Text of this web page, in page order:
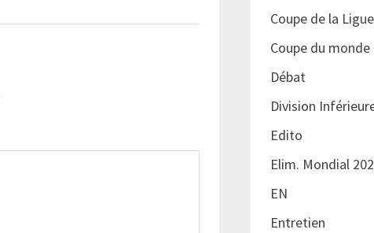
Coupe de la Ligue
Coupe du monde
Débat
Division
Edito
Elim. Mondial
EN
Entretien